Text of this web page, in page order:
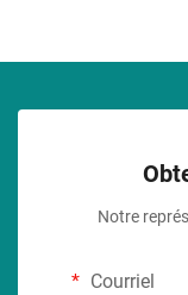
Notre
Courriel